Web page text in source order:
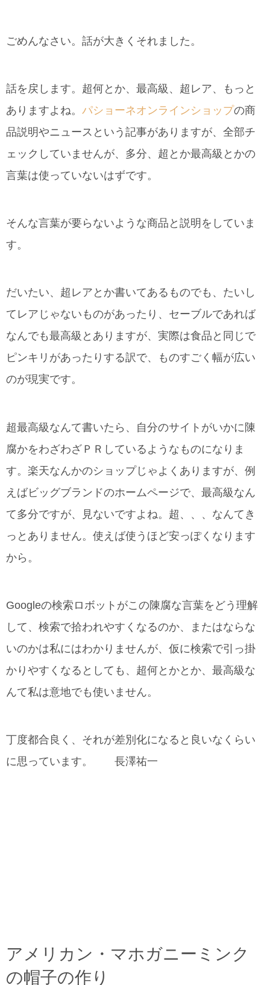
ごめんなさい。話が大きくそれました。
話を戻します。超何とか、最高級、超レア、もっと
ありますよね。 パショーネオンラインショップの商
品説明やニュースという記事がありますが、全部チ
ェックしていませんが、多分、超とか最高級とかの
言葉は使っていないはずです。
そんな言葉が要らないような商品と説明をしていま
す。
だいたい、超レアとか書いてあるものでも、たいし
てレアじゃないものがあったり、セーブルであれば
なんでも最高級とありますが、実際は食品と同じで
ピンキリがあったりする訳で、ものすごく幅が広い
のが現実です。
超最高級なんて書いたら、自分のサイトがいかに陳
腐かをわざわざＰＲしているようなものになりま
す。楽天なんかのショップじゃよくありますが、例
えばビッグブランドのホームページで、最高級なん
て多分ですが、見ないですよね。超、、、なんてき
っとありません。使えば使うほど安っぽくなります
から。
Googleの検索ロボットがこの陳腐な言葉をどう理解
して、検索で拾われやすくなるのか、またはならな
いのかは私にはわかりませんが、仮に検索で引っ掛
かりやすくなるとしても、超何とかとか、最高級な
んて私は意地でも使いません。
丁度都合良く、それが差別化になると良いなくらい
に思っています。 長澤祐一
アメリカン・マホガニーミンク
の帽子の作り